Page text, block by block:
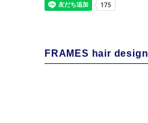
FRAMES hair design